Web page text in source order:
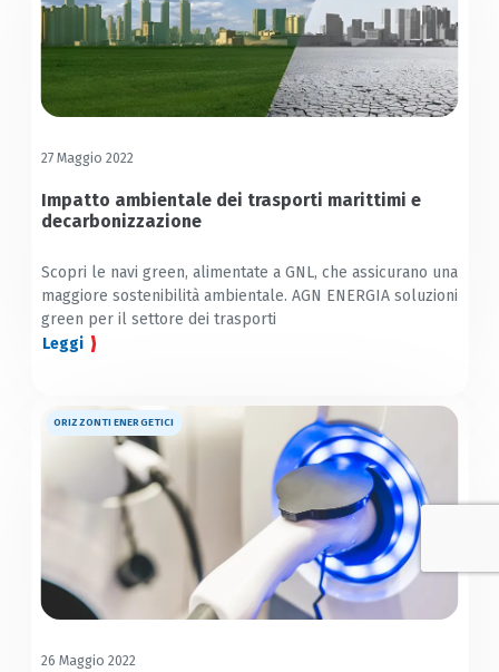
27 Maggio 2022
Impatto ambientale dei trasporti marittimi e
decarbonizzazione
Scopri le navi green, alimentate a GNL, che assicurano una
maggiore sostenibilità ambientale. AGN ENERGIA soluzioni
green per il settore dei trasporti
Leggi
ORIZZONTI ENERGETICI
26 Maggio 2022